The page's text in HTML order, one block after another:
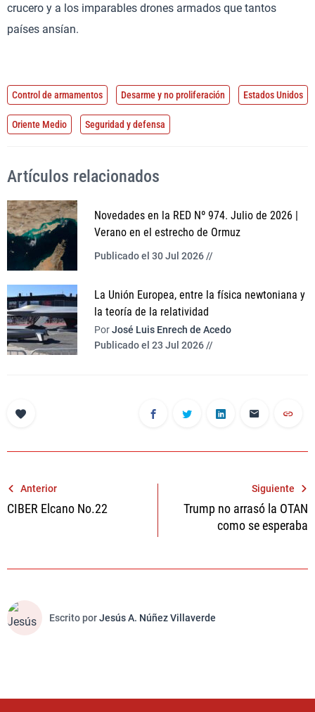
crucero y a los imparables drones armados que tantos
países ansían.
Control de armamentos Desarme y no proliferación Estados Unidos
Oriente Medio Seguridad y defensa
Artículos relacionados
Novedades en la RED Nº 974. Julio de 2026 |
Verano en el estrecho de Ormuz
Publicado el 30 Jul 2026 //
La Unión Europea, entre la física newtoniana y
la teoría de la relatividad
PorJosé Luis Enrech de Acedo
Publicado el 23 Jul 2026 //
Navegación
de
Anterior
CIBER Elcano No.22
Siguiente
Trump no arrasó la OTAN
como se esperaba
Escrito porJesús A. Núñez Villaverde